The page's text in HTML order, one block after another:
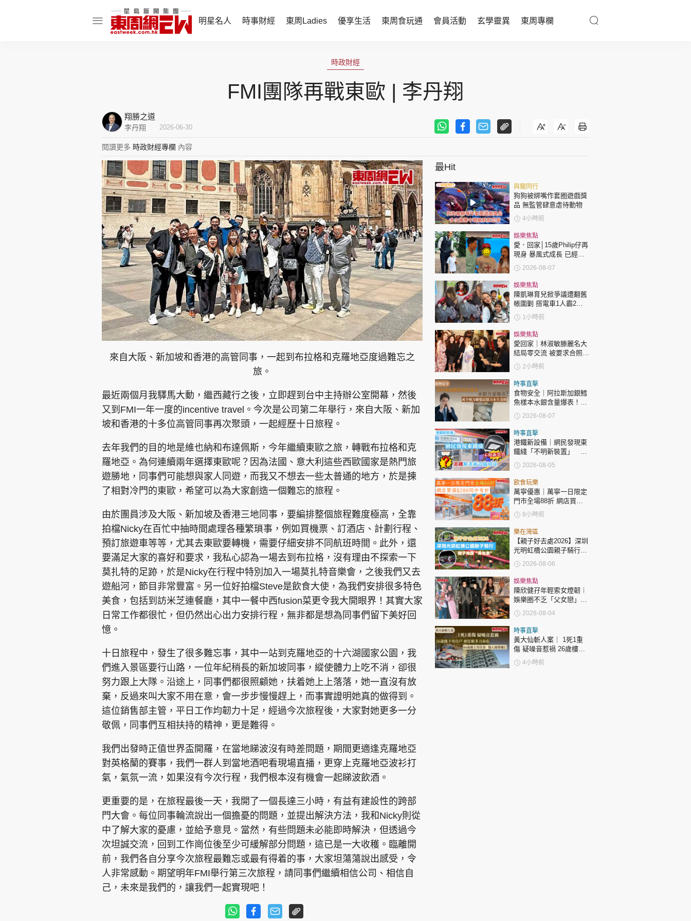
明星名人 時事財經 東周Ladies 優享生活 東周食玩通 會員活動 玄學靈異 東周專欄
東姑熱話
財經智庫
東周Ladies
談情說性
時尚生活
與寵同行
東周食玩通
樂在灣區
飲食玩樂
會員活動
東周JETSO
玄學靈異
東勝運程
智富天下 李居明
神機妙算 李丞責
緣來有理 麥玲玲
鬼靈精怪 威師兄
娛樂名人
文化藝術
時政財經
健康生活
飲食旅遊
集團旗下品牌
東周刊 cazbuyer 東Touch PCM 電腦廣場 星島頭條 星島日報 頭條日報 星島環球 The Standard 親子王
Oh!爸媽 JobMarket EDUPLUS
關於我們 聯絡我們 隱私政策聲明 使用條款 版權及免責聲明 Copyright © 東周網 版權所有 . 不得轉載 ©Eastweek.com.hk. All rights reserved.
時政財經
FMI團隊再戰東歐 | 李丹翔
翔勝之道
李丹翔 2026-06-30
閱讀更多 時政財經專欄 內容
來自大阪、新加坡和香港的高管同事，一起到布拉格和克羅地亞度過難忘之
旅。
最近兩個月我驛馬大動，繼西藏行之後，立即趕到台中主持辦公室開幕，然後
又到FMI一年一度的incentive travel。今次是公司第二年舉行，來自大阪、新加
坡和香港的十多位高管同事再次聚頭，一起經歷十日旅程。
去年我們的目的地是維也納和布達佩斯，今年繼續東歐之旅，轉戰布拉格和克
羅地亞。為何連續兩年選擇東歐呢？因為法國、意大利這些西歐國家是熱門旅
遊勝地，同事們可能想與家人同遊，而我又不想去一些太普通的地方，於是揀
了相對冷門的東歐，希望可以為大家創造一個難忘的旅程。
由於團員涉及大阪、新加坡及香港三地同事，要編排整個旅程難度極高，全靠
拍檔Nicky在百忙中抽時間處理各種繁瑣事，例如買機票、訂酒店、計劃行程、
預訂旅遊車等等，尤其去東歐要轉機，需要仔細安排不同航班時間。此外，還
要滿足大家的喜好和要求，我私心認為一場去到布拉格，沒有理由不探索一下
莫扎特的足跡，於是Nicky在行程中特別加入一場莫扎特音樂會，之後我們又去
遊船河，節目非常豐富。另一位好拍檔Steve是飲食大使，為我們安排很多特色
美食，包括到訪米芝連餐廳，其中一餐中西fusion菜更令我大開眼界！其實大家
日常工作都很忙，但仍然出心出力安排行程，無非都是想為同事們留下美好回
憶。
十日旅程中，發生了很多難忘事，其中一站到克羅地亞的十六湖國家公園，我
們進入景區要行山路，一位年紀稍長的新加坡同事，縱使體力上吃不消，卻很
努力跟上大隊。沿途上，同事們都很照顧她，扶着她上上落落，她一直沒有放
棄，反過來叫大家不用在意，會一步步慢慢趕上，而事實證明她真的做得到。
這位銷售部主管，平日工作均韌力十足，經過今次旅程後，大家對她更多一分
敬佩，同事們互相扶持的精神，更是難得。
我們出發時正值世界盃開羅，在當地睇波沒有時差問題，期間更適逢克羅地亞
對英格蘭的賽事，我們一群人到當地酒吧看現場直播，更穿上克羅地亞波衫打
氣，氣氛一流，如果沒有今次行程，我們根本沒有機會一起睇波飲酒。
更重要的是，在旅程最後一天，我開了一個長達三小時，有益有建設性的跨部
門大會。每位同事輪流說出一個擔憂的問題，並提出解決方法，我和Nicky則從
中了解大家的憂慮，並給予意見。當然，有些問題未必能即時解決，但透過今
次坦誠交流，回到工作崗位後至少可緩解部分問題，這已是一大收穫。臨離開
前，我們各自分享今次旅程最難忘或最有得着的事，大家坦蕩蕩說出感受，令
人非常感動。期望明年FMI舉行第三次旅程，請同事們繼續相信公司、相信自
己，未來是我們的，讓我們一起實現吧！
最Hit
與寵同行
狗狗被綁嘴作套圈遊戲獎
品 無監管肆意虐待動物
4小時前
娛樂焦點
愛．回家│15歲Philip仔再
現身 暴風式成長 已經高
過「三太」樊亦敏！
2026-08-07
娛樂焦點
陳凱琳育兒掀爭議遭翻舊
帳圍剿 搭電車1人霸2個
位 被轟自私欠公德心 有
指反應過度不公平
1小時前
娛樂焦點
愛回家｜林淑敏滕麗名大
結局零交流 被要求合照即
閃「不和升級」？兩人咁
回應
2小時前
時事直擊
食物安全｜阿拉斯加銀鱈
魚樣本水銀含量爆表！或
令視力聽覺記憶力永久受
損
2026-08-07
時事直擊
港鐵新設備｜網民發現東
鐵綫「不明新裝置」 港
鐵解畫新設備用途
2026-08-05
飲食玩樂
萬寧優惠｜萬寧一日限定
門市全場88折 網店買滿
$288同步有折
8小時前
樂在灣區
【親子好去處2026】深圳
光明虹橋公園親子騎行：
「電助力黃包車」2小時
環湖
2026-08-06
娛樂焦點
陳欣健孖年輕索女煙韌︱
娛樂圈不乏「父女戀」
「爺孫戀」 年齡差距最大
達51歲 最受矚目有李龍
基謝賢
2026-08-04
時事直擊
黃大仙斬人案｜ 1死1重
傷 疑噪音惹禍 26歲樓下
男住戶 被狂斬多刀命危
46歲樓上男住客 傷人後
4小時前